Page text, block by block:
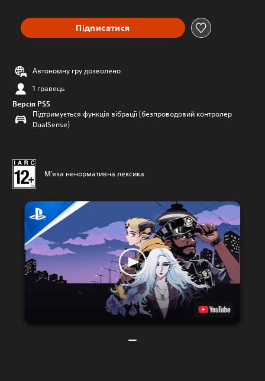
Підписатися
Автономну гру дозволено
1 гравець
Версія PS5
Підтримується функція вібрації (безпроводовий контролер
DualSense)
М’яка ненормативна лексика